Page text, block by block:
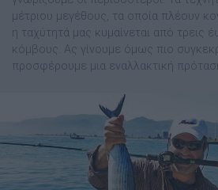
µέτριου µεγέθους, τα οποία πλέουν
η ταχύτητά µας κυµαίνεται από τρεις
κόµβους. Ας γίνουµε όµως πιο
προσφέρουµε µια εναλλακτική